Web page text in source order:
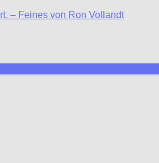
– Feines von Ron Vollandt